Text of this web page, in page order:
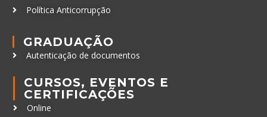
Política Anticorrupção
GRADUAÇÃO
Autenticação de documentos
CURSOS, EVENTOS E
CERTIFICAÇÕES
Online